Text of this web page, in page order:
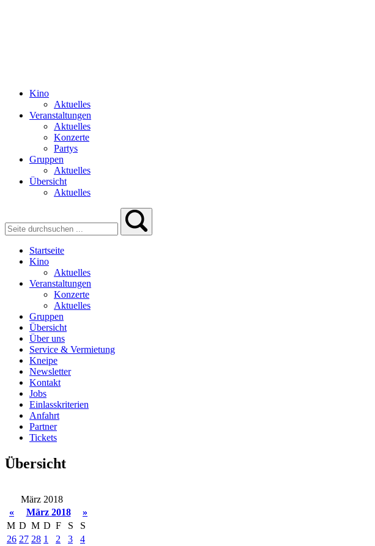
Kino
Aktuelles
Veranstaltungen
Aktuelles
Konzerte
Partys
Gruppen
Aktuelles
Übersicht
Aktuelles
Startseite
Kino
Aktuelles
Veranstaltungen
Konzerte
Aktuelles
Gruppen
Übersicht
Über uns
Service & Vermietung
Kneipe
Newsletter
Kontakt
Jobs
Einlasskriterien
Anfahrt
Partner
Tickets
Übersicht
März 2018
«
März 2018
»
M D M D F S
S
26 27 28 1 2 3
4